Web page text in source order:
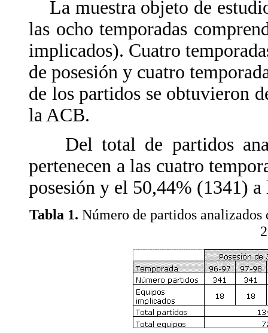
La muestra objeto de
las ocho temporadas
implicados). Cuatro
de posesión y cuatro
de los partidos se obtuvieron
la ACB.
Del total de partidos
pertenecen a las cuatro
posesión y el 50,44% (1341)
Tabla 1. Número de partidos analizados